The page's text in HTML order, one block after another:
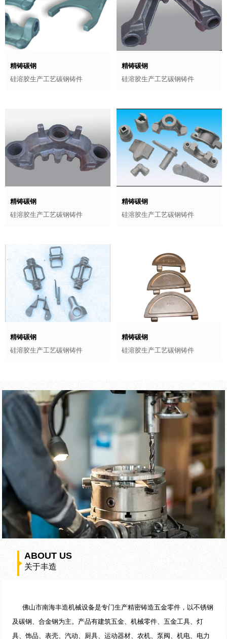
精铸碳钢
硅溶胶生产工艺碳钢铸件
精铸碳钢
硅溶胶生产工艺碳钢铸件
精铸碳钢
硅溶胶生产工艺碳钢铸件
精铸碳钢
硅溶胶生产工艺碳钢铸件
精铸碳钢
硅溶胶生产工艺碳钢铸件
精铸碳钢
硅溶胶生产工艺碳钢铸件
ABOUT US
关于丰造
佛山市南海丰造机械设备是专门生产精密铸造五金零件，以不锈钢
及碳钢、合金钢为主。产品有建筑五金、机械零件、五金工具、灯
具、饰品、表壳、汽动、厨具、运动器材、农机、泵阀、机电、电力